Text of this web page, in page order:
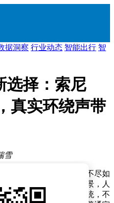
据洞察 行业动态 智能出行 智
选择：索尼
真实环绕声带
雪
电影时，音效体验常常不尽如
法还原影片中的震撼场景，人
一套专业的家庭影院系统，不